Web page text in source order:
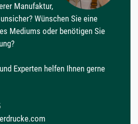
Manufaktur,
Wünschen Sie eine
Mediums oder benötigen Sie
Experten helfen Ihnen gerne